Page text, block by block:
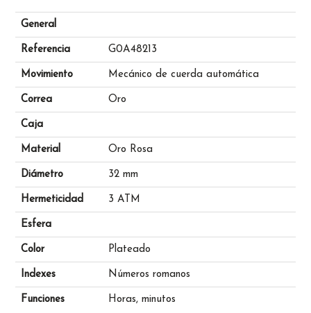
General
Referencia G0A48213
Movimiento Mecánico de cuerda automática
Correa Oro
Caja
Material Oro Rosa
Diámetro 32 mm
Hermeticidad 3 ATM
Esfera
Color Plateado
Indexes Números romanos
Funciones Horas, minutos